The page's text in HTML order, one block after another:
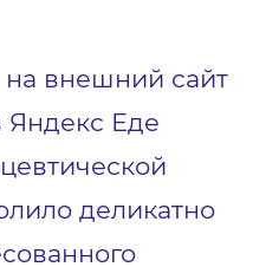
внешний сайт
Яндекс Еде
деликатно